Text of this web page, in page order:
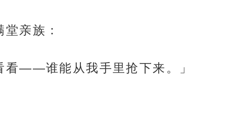
亲族：
看——谁能从我手里抢下来。」